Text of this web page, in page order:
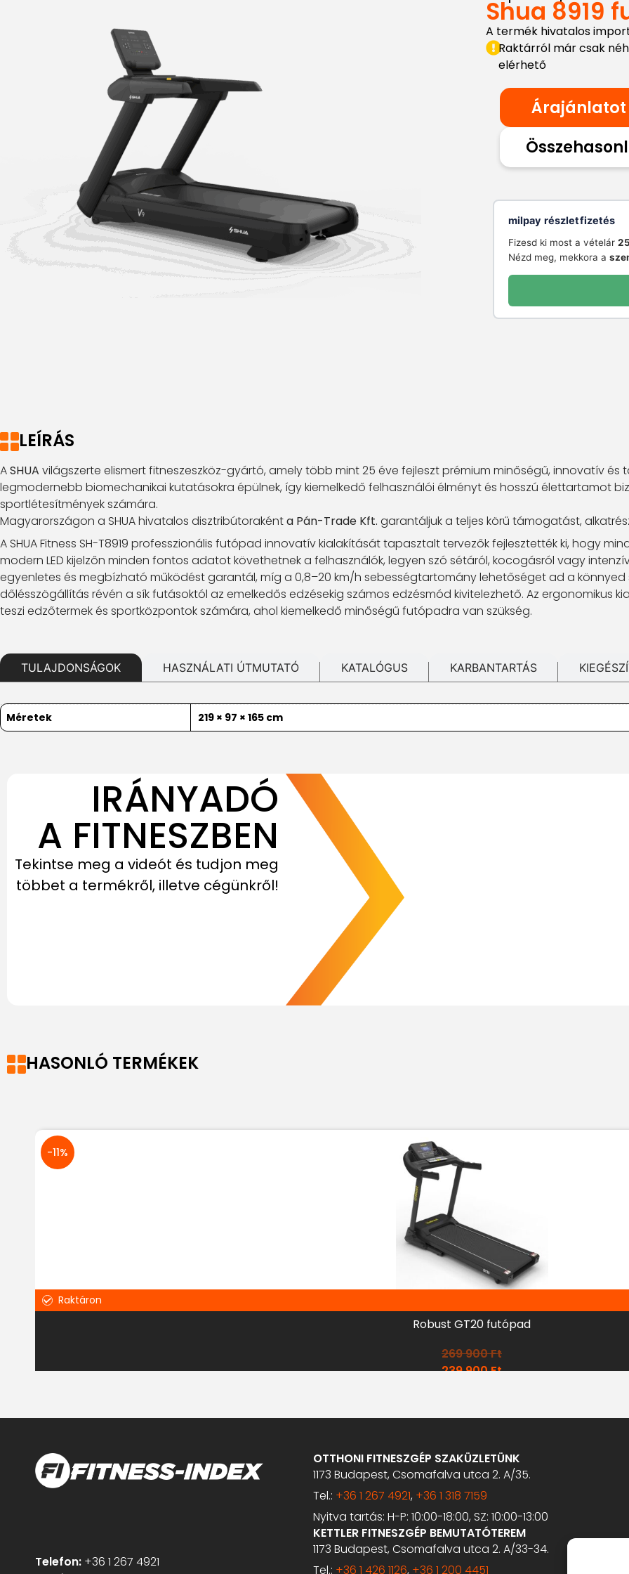
Shua 8919
A termék hivatalos
Raktárról már csak
elérhető
Árajánlatot
milpay részletfizetés
Fizesd ki most a vételár
Nézd meg, mekkora a
LEÍRÁS
ASHUA világszerte elismert fitneszeszköz-gyártó, amely több mint 25 éve fejleszt prémium minőségű, innovatív és
legmodernebb biomechanikai kutatásokra épülnek, így kiemelkedő felhasználói élményt és hosszú élettartamot
sportlétesítmények számára.
Magyarországon a SHUA hivatalos disztribútorakénta Pán-Trade Kft. garantáljuk a teljes körű támogatást,
A SHUA Fitness SH-T8919 professzionális futópad innovatív kialakítását tapasztalt tervezők fejlesztették ki, hogy
modern LED kijelzőn minden fontos adatot követhetnek a felhasználók, legyen szó sétáról, kocogásról vagy
egyenletes és megbízható működést garantál, míg a 0,8–20 km/h sebességtartomány lehetőséget ad a könnyed
dőlésszögállítás révén a sík futásoktól az emelkedős edzésekig számos edzésmód kivitelezhető. Az ergonomikus
teszi edzőtermek és sportközpontok számára, ahol kiemelkedő minőségű futópadra van szükség.
TULAJDONSÁGOK HASZNÁLATI ÚTMUTATÓ KATALÓGUS KARBANTARTÁS
Méretek 219 × 97 × 165 cm
IRÁNYADÓ
A FITNESZBEN
Tekintse meg a videót és tudjon meg
többet a termékről, illetve cégünkről!
HASONLÓ TERMÉKEK
-11%
Raktáron
Robust GT20 futópad
269 900Ft
239 900Ft
Telefon: +36 1 267 4921
OTTHONI FITNESZGÉP SZAKÜZLETÜNK
1173 Budapest, Csomafalva utca 2. A/35.
Tel.: +36 1 267 4921, +36 1 318 7159
Nyitva tartás: H-P: 10:00-18:00, SZ: 10:00-13:00
KETTLER FITNESZGÉP BEMUTATÓTEREM
1173 Budapest, Csomafalva utca 2. A/33-34.
Tel.: +36 1 426 1126, +36 1 200 4451